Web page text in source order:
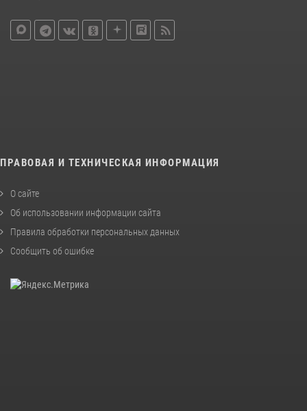
ПРАВОВАЯ И ТЕХНИЧЕСКАЯ ИНФОРМАЦИЯ
О сайте
Об использовании информации сайта
Правила обработки персональных данных
Сообщить об ошибке